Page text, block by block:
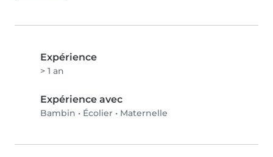
Expérience
> 1 an
Expérience avec
Bambin • Écolier • Maternelle